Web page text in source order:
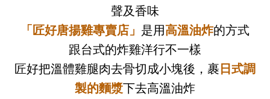
聲及香味
「匠好唐揚雞專賣店」 是用高溫油炸的方式
跟台式的炸雞洋行不一樣
匠好把溫體雞腿肉去骨切成小塊後，裹日式調
製的麵漿下去高溫油炸